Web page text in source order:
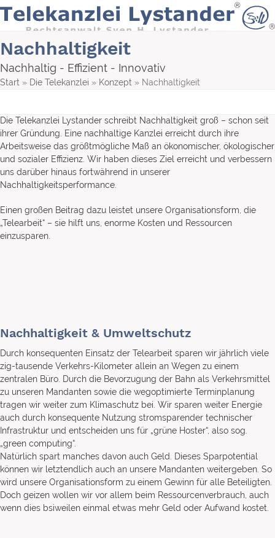
Skip
content
Nachhaltigkeit
Nachhaltig - Effizient - Innovativ
Start » Die Telekanzlei » Konzept » Nachhaltigkeit
Die Telekanzlei Lystander schreibt Nachhaltigkeit groß – schon seit
ihrer Gründung. Eine nachhaltige Kanzlei erreicht durch ihre
Arbeitsweise das größtmögliche Maß an ökonomischer, ökologischer
und sozialer Effizienz. Wir haben dieses Ziel erreicht und verbessern
uns darüber hinaus fortwährend in unserer
Nachhaltigkeitsperformance.
Einen großen Beitrag dazu leistet unsere Organisationsform, die
„Telearbeit“ – sie hilft uns, enorme Kosten und Ressourcen
einzusparen.
Nachhaltigkeit & Umweltschutz
Durch konsequenten Einsatz der Telearbeit sparen wir jährlich viele
zig-tausende Verkehrs-Kilometer allein an Wegen zu einem
zentralen Büro. Durch die Bevorzugung der Bahn als Verkehrsmittel
zu unseren Mandanten sowie die wegoptimierte Terminplanung
tragen wir weiter zum Klimaschutz bei. Wir sparen weiter Energie
auch durch konsequente Nutzung stromsparender technischer
Infrastruktur und entscheiden uns für „grüne Hoster“, also sog.
„green computing“.
Natürlich spart manches davon auch Geld. Dieses Sparpotential
können wir letztendlich auch an unsere Mandanten weitergeben. So
wird unsere Organisationsform zu einem Gewinn für alle Beteiligten.
Doch geizen wollen wir vor allem beim Ressourcenverbrauch, auch
wenn dies bsiweilen einmal etwas mehr Geld oder Aufwand kostet.